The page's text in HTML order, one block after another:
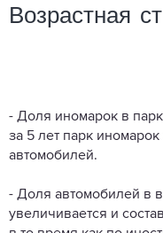
Возрастная
- Доля иномарок в
за 5 лет парк
автомобилей.
- Доля автомобилей в
увеличивается и